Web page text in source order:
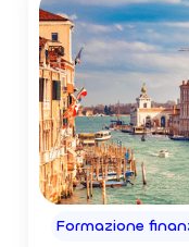
Formazione